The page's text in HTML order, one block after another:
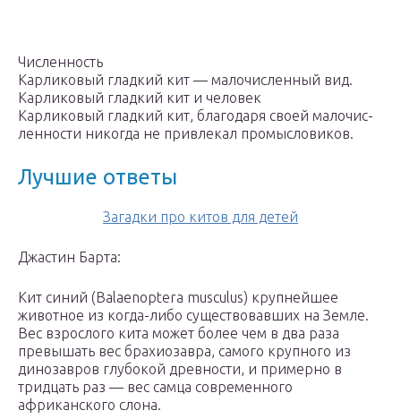
Численность
Карликовый гладкий кит — малочисленный вид.
Карликовый гладкий кит и человек
Карликовый гладкий кит, благодаря своей малочис­
ленности никогда не привлекал промысловиков.
Лучшие ответы
Загадки про китов для детей
Джастин Барта:
Кит синий (Balaenoptera musculus) крупнейшее
животное из когда-либо существовавших на Земле.
Вес взрослого кита может более чем в два раза
превышать вес брахиозавра, самого крупного из
динозавров глубокой древности, и примерно в
тридцать раз — вес самца современного
африканского слона.